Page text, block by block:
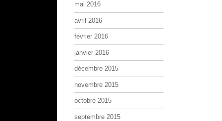
mai 2016
avril 2016
février 2016
janvier 2016
décembre 2015
novembre 2015
octobre 2015
septembre 2015